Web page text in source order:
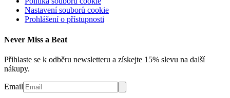
Nastavení souborů cookie
Prohlášení o přístupnosti
Never Miss a Beat
Přihlaste se k odběru newsletteru a získejte 15% slevu na další
nákupy.
Email